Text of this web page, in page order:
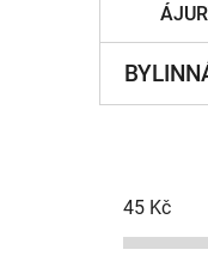
45 Kč